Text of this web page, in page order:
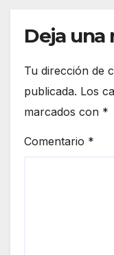
Deja una
Tu dirección de
publicada. Los
marcados con *
Comentario *